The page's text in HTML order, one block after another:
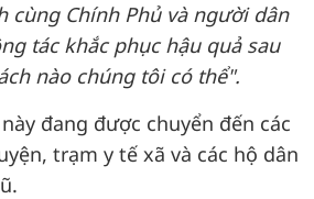
cùng Chính Phủ và người dân
tác khắc phục hậu quả sau
nào chúng tôi có thể".
đang được chuyển đến các
trạm y tế xã và các hộ dân